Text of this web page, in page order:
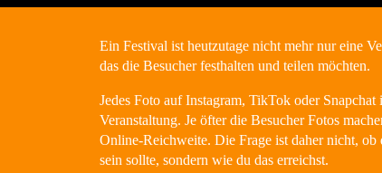
Ein Festival ist heutzutage nicht mehr nur eine
das die Besucher festhalten und teilen möchten.
Jedes Foto auf Instagram, TikTok oder
Veranstaltung. Je öfter die Besucher Fotos
Online-Reichweite. Die Frage ist daher nicht, ob
sein sollte, sondern wie du das erreichst.